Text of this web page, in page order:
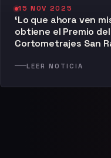
15 NOV 2025
‘Lo que ahora ven
obtiene el Premio
Cortometrajes San
LEER NOTICIA